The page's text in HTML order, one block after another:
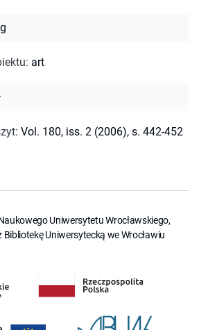
: art
: Vol. 180, iss. 2 (2006), s. 442-452
Uniwersytetu Wrocławskiego,
Uniwersytecką we Wrocławiu